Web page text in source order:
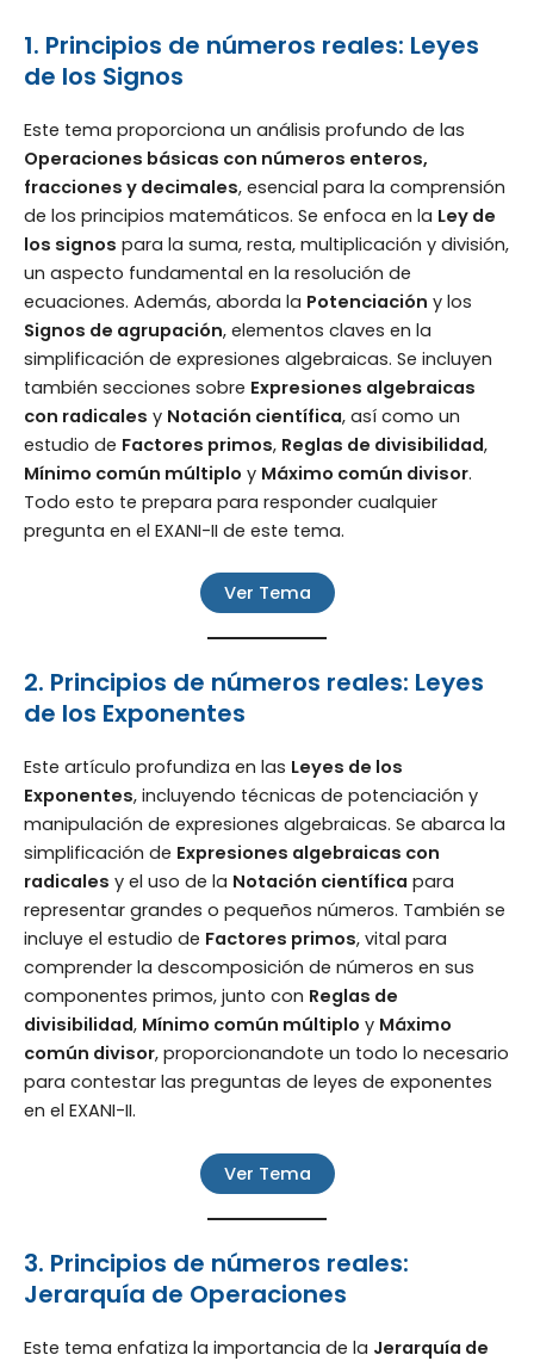
1. Principios de números reales: Leyes
de los Signos
Este tema proporciona un análisis profundo de las
Operaciones básicas con números enteros,
fracciones y decimales, esencial para la comprensión
de los principios matemáticos. Se enfoca en la Ley de
los signos para la suma, resta, multiplicación y división,
un aspecto fundamental en la resolución de
ecuaciones. Además, aborda la Potenciación y los
Signos de agrupación, elementos claves en la
simplificación de expresiones algebraicas. Se incluyen
también secciones sobre Expresiones algebraicas
con radicales y Notación científica, así como un
estudio de Factores primos, Reglas de divisibilidad,
Mínimo común múltiplo y Máximo común divisor.
Todo esto te prepara para responder cualquier
pregunta en el EXANI-II de este tema.
Ver Tema
2. Principios de números reales: Leyes
de los Exponentes
Este artículo profundiza en las Leyes de los
Exponentes, incluyendo técnicas de potenciación y
manipulación de expresiones algebraicas. Se abarca la
simplificación de Expresiones algebraicas con
radicales y el uso de la Notación científica para
representar grandes o pequeños números. También se
incluye el estudio de Factores primos, vital para
comprender la descomposición de números en sus
componentes primos, junto con Reglas de
divisibilidad, Mínimo común múltiplo y Máximo
común divisor, proporcionandote un todo lo necesario
para contestar las preguntas de leyes de exponentes
en el EXANI-II.
Ver Tema
3. Principios de números reales:
Jerarquía de Operaciones
Este tema enfatiza la importancia de la Jerarquía de